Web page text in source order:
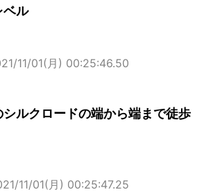
ベル
11/01(月) 00:25:46.50
ルクロードの端から端まで徒歩
11/01(月) 00:25:47.25